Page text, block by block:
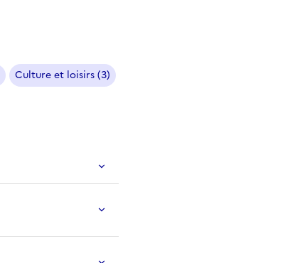
Culture et loisirs (3)